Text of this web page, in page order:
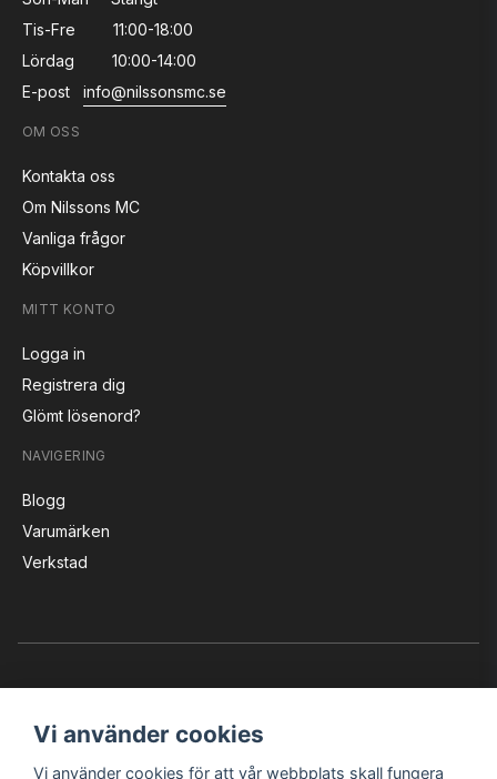
Tis-Fre
11:00-18:00
Lördag
10:00-14:00
E-post
info@nilssonsmc.se
OM OSS
Kontakta oss
Om Nilssons MC
Vanliga frågor
Köpvillkor
MITT KONTO
Logga in
Registrera dig
Glömt lösenord?
NAVIGERING
Blogg
Varumärken
Verkstad
Vi använder cookies
Vi använder cookies för att vår webbplats skall fungera